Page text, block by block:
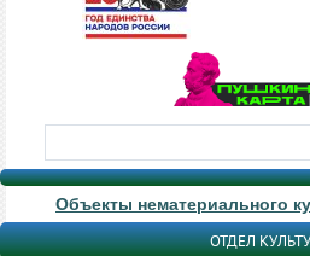
Объекты нематериального
ОТДЕЛ